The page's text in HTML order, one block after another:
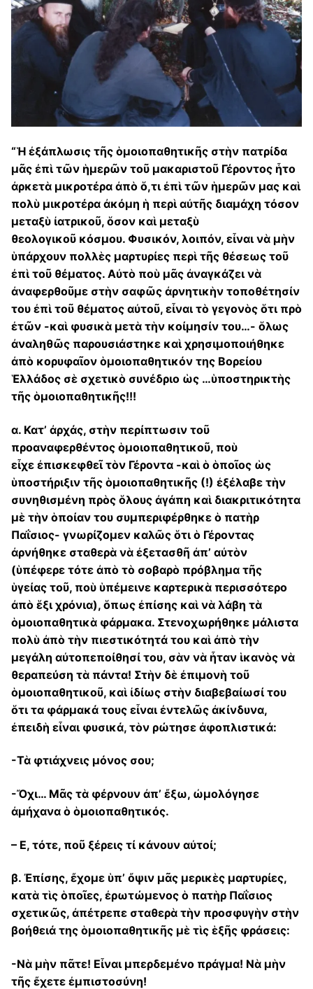
“Ἡ ἐξάπλωσις τῆς ὁμοιοπαθητικῆς στὴν πατρίδα
μᾶς ἐπὶ τῶν ἡμερῶν τοῦ μακαριστοῦ Γέροντος ἦτο
ἀρκετὰ μικροτέρα ἀπὸ ὅ,τι ἐπὶ τῶν ἡμερῶν μας καὶ
πολὺ μικροτέρα ἀκόμη ἡ περὶ αὐτῆς διαμάχη τόσον
μεταξὺ ἰατρικοῦ, ὅσον καὶ μεταξὺ
θεολογικοῦ κόσμου. Φυσικόν, λοιπόν, εἶναι νὰ μὴν
ὑπάρχουν πολλὲς μαρτυρίες περὶ τῆς θέσεως τοῦ
ἐπὶ τοῦ θέματος. Αὐτὸ ποὺ μᾶς ἀναγκάζει νὰ
ἀναφερθοῦμε στὴν σαφῶς ἀρνητικὴν τοποθέτησίν
του ἐπὶ τοῦ θέματος αὐτοῦ, εἶναι τὸ γεγονὸς ὅτι πρὸ
ἐτῶν -καὶ φυσικὰ μετὰ τὴν κοίμησίν του…- ὅλως
ἀναληθῶς παρουσιάστηκε καὶ χρησιμοποιήθηκε
ἀπὸ κορυφαῖον ὁμοιοπαθητικόν της Βορείου
Ἑλλάδος σὲ σχετικὸ συνέδριο ὡς …ὑποστηρικτὴς
τῆς ὁμοιοπαθητικῆς!!!
α. Κατ’ ἀρχάς, στὴν περίπτωσιν τοῦ
προαναφερθέντος ὁμοιοπαθητικοῦ, ποὺ
εἶχε ἐπισκεφθεῖ τὸν Γέροντα -καὶ ὁ ὁποῖος ὡς
ὑποστήριξιν τῆς ὁμοιοπαθητικῆς (!) ἐξέλαβε τὴν
συνηθισμένη πρὸς ὅλους ἀγάπη καὶ διακριτικότητα
μὲ τὴν ὁποίαν του συμπεριφέρθηκε ὁ πατὴρ
Παΐσιος- γνωρίζομεν καλῶς ὅτι ὁ Γέροντας
ἀρνήθηκε σταθερὰ νὰ ἐξετασθῆ ἀπ’ αὐτὸν
(ὑπέφερε τότε ἀπὸ τὸ σοβαρὸ πρόβλημα τῆς
ὑγείας τοῦ, ποὺ ὑπέμεινε καρτερικὰ περισσότερο
ἀπὸ ἕξι χρόνια), ὅπως ἐπίσης καὶ νὰ λάβη τὰ
ὁμοιοπαθητικὰ φάρμακα. Στενοχωρήθηκε μάλιστα
πολὺ ἀπὸ τὴν πιεστικότητά του καὶ ἀπὸ τὴν
μεγάλη αὐτοπεποίθησί του, σὰν νὰ ἦταν ἱκανὸς νὰ
θεραπεύση τὰ πάντα! Στὴν δὲ ἐπιμονὴ τοῦ
ὁμοιοπαθητικοῦ, καὶ ἰδίως στὴν διαβεβαίωσί του
ὅτι τα φάρμακά τους εἶναι ἐντελῶς ἀκίνδυνα,
ἐπειδὴ εἶναι φυσικά, τὸν ρώτησε ἀφοπλιστικά:
-Τὰ φτιάχνεις μόνος σου;
-Ὄχι… Μᾶς τὰ φέρνουν ἀπ’ ἔξω, ὠμολόγησε
ἀμήχανα ὁ ὁμοιοπαθητικός.
– Ε, τότε, ποῦ ξέρεις τί κάνουν αὐτοί;
β. Ἐπίσης, ἔχομε ὑπ’ ὄψιν μᾶς μερικὲς μαρτυρίες,
κατὰ τὶς ὁποῖες, ἐρωτώμενος ὁ πατὴρ Παΐσιος
σχετικῶς, ἀπέτρεπε σταθερὰ τὴν προσφυγὴν στὴν
βοήθειά της ὁμοιοπαθητικῆς μὲ τὶς ἑξῆς φράσεις:
-Νὰ μὴν πᾶτε! Εἶναι μπερδεμένο πράγμα! Νὰ μὴν
τῆς ἔχετε ἐμπιστοσύνη!